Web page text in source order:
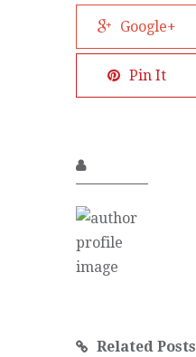
Google+
Pin It
Related Posts